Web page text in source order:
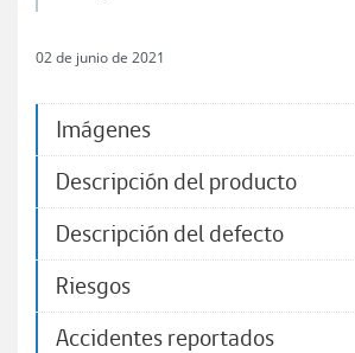
02 de junio de 2021
Imágenes
Descripción del producto
Descripción del defecto
Riesgos
Accidentes reportados